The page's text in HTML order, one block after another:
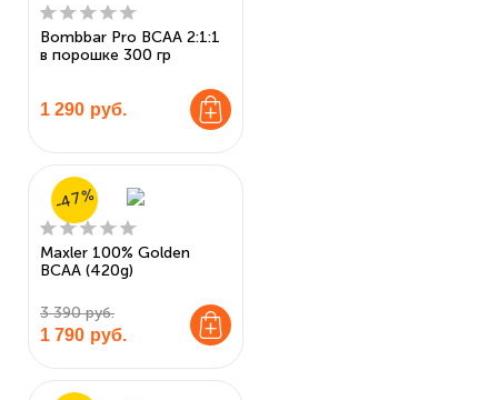
Bombbar Pro BCAA 2:1:1
в порошке 300 гр
1 290 руб.
Maxler 100% Golden
BCAA (420g)
3 390 руб.
1 790 руб.
-47%